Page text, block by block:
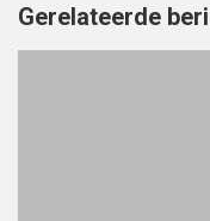
Gerelateerde